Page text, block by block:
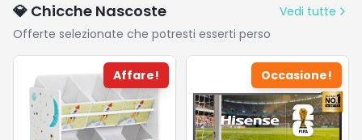
💎 Chicche Nascoste
Vedi tutte
Offerte selezionate che potresti esserti perso
Affare! Occasione!